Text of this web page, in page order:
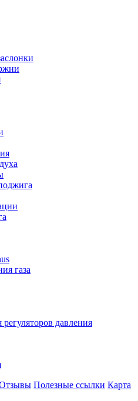
газа
давления
Полезные ссылки Карта